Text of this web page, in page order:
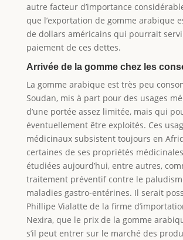
autre facteur d’importance
que l’exportation de gomme arabique
de dollars américains qui pourrait
paiement de ces dettes.
Arrivée de la gomme chez les
La gomme arabique est très peu
Soudan, mis à part pour des usages
d’une portée assez limitée, mais qui
éventuellement être exploités. Ces
médicinaux subsistent toujours en
certaines de ses propriétés
étudiées aujourd’hui, entre autres,
traitement préventif contre le
maladies gastro-entérines. Il serait
Phillipe Vialatte de la firme
Nexira, que le prix de la gomme
s’il peut entrer sur le marché des